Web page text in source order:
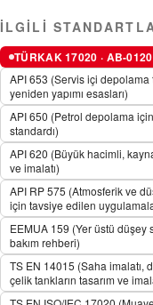
İLGILI
TÜRKAK 17020 · AB-
API 653 (Servis içi depolama
yeniden yapımı esasları)
API 650 (Petrol depolama
standardı)
API 620 (Büyük hacimli,
ve imalatı)
API RP 575 (Atmosferik ve
için tavsiye edilen
EEMUA 159 (Yer üstü düşey
bakım rehberi)
TS EN 14015 (Saha imalatı,
çelik tankların tasarım ve